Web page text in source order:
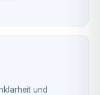
und